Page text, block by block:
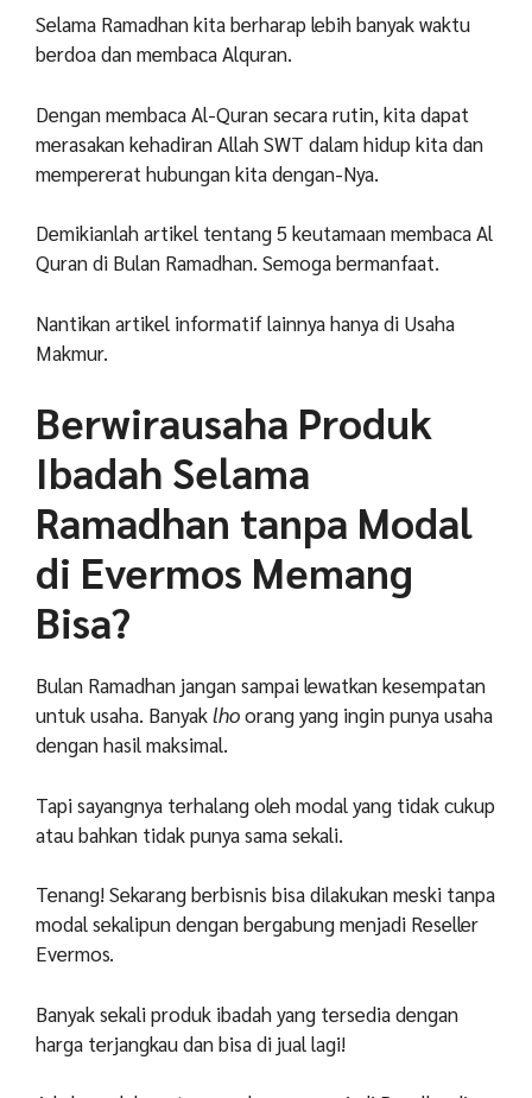
Selama Ramadhan kita berharap lebih banyak waktu
berdoa dan membaca Alquran.
Dengan membaca Al-Quran secara rutin, kita dapat
merasakan kehadiran Allah SWT dalam hidup kita dan
mempererat hubungan kita dengan-Nya.
Demikianlah artikel tentang 5 keutamaan membaca Al
Quran di Bulan Ramadhan. Semoga bermanfaat.
Nantikan artikel informatif lainnya hanya di Usaha
Makmur.
Berwirausaha Produk
Ibadah Selama
Ramadhan tanpa Modal
di Evermos Memang
Bisa?
Bulan Ramadhan jangan sampai lewatkan kesempatan
untuk usaha. Banyaklhoorang yang ingin punya usaha
dengan hasil maksimal.
Tapi sayangnya terhalang oleh modal yang tidak cukup
atau bahkan tidak punya sama sekali.
Tenang! Sekarang berbisnis bisa dilakukan meski tanpa
modal sekalipun dengan bergabung menjadi Reseller
Evermos.
Banyak sekali produk ibadah yang tersedia dengan
harga terjangkau dan bisa di jual lagi!